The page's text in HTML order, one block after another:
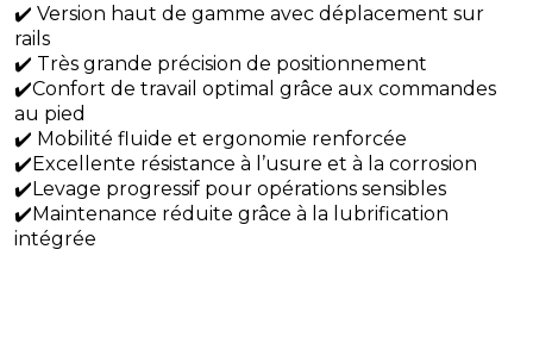
✔️ Version haut de gamme avec déplacement sur
rails
✔️ Très grande précision de positionnement
✔️Confort de travail optimal grâce aux commandes
au pied
✔️ Mobilité fluide et ergonomie renforcée
✔️Excellente résistance à l’usure et à la corrosion
✔️Levage progressif pour opérations sensibles
✔️Maintenance réduite grâce à la lubrification
intégrée